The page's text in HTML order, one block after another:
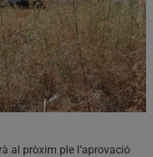
al pròxim ple l’aprovació